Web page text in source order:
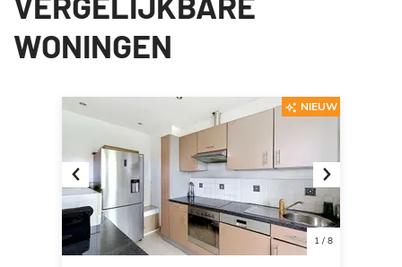
WONINGEN
Previous Next
1/ 8
NIEUW